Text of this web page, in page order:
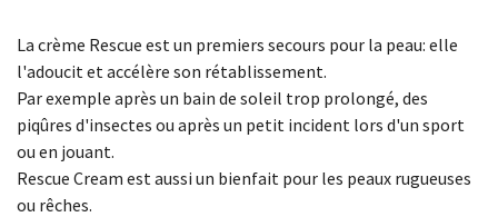
La crème Rescue est un premiers secours pour la peau: elle
l'adoucit et accélère son rétablissement.
Par exemple après un bain de soleil trop prolongé, des
piqûres d'insectes ou après un petit incident lors d'un sport
ou en jouant.
Rescue Cream est aussi un bienfait pour les peaux rugueuses
ou rêches.